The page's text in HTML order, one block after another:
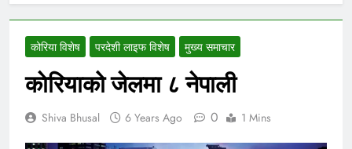
कोरिया विशेष परदेशी लाइफ विशेष मुख्य समाचार
काेरियाको जेलमा ८ नेपाली
Shiva Bhusal 6 Years Ago 0 1 Mins